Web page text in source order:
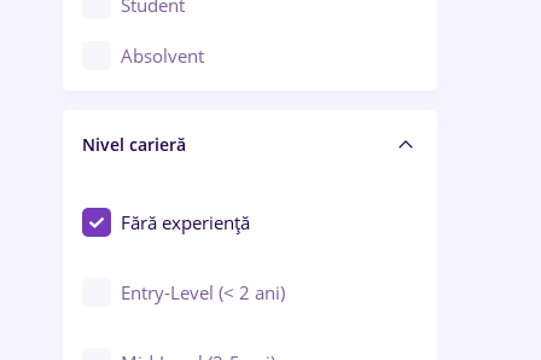
Controlul calității
Educație / Training / Arte
Student
Absolvent
Nivel carieră
Fără experiență
Entry-Level (< 2 ani)